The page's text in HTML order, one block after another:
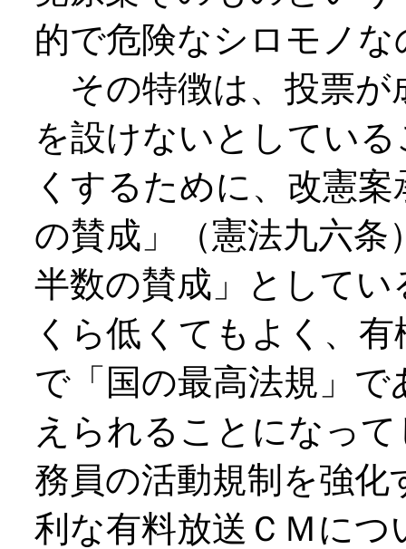
的で危険なシロモノ
その特徴は、投票が
を設けないとしてい
くするために、改憲
の賛成」（憲法九六
半数の賛成」として
くら低くてもよく、
で「国の最高法規」
えられることになっ
務員の活動規制を強
利な有料放送ＣＭに